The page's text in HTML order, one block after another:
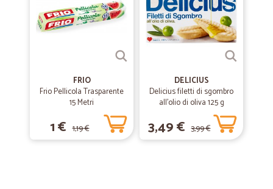
FRIO
Frio Pellicola Trasparente
15 Metri
1 € 1,19 €
DELICIUS
Delicius filetti di sgombro
all'olio di oliva 125 g
3,49 € 3,99 €